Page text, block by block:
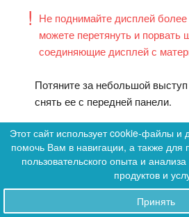
0
Не поднимайте дисплей
можете перетянуть и
соединяющие дисплей с
Потяните за небольшой
снять ее с передней панели.
Протянуть
верхней
Этот сайт использует cookie-файлы и
помочь Вам в навигации, а также для
пользовательского опыта и
продуктов и
Принять